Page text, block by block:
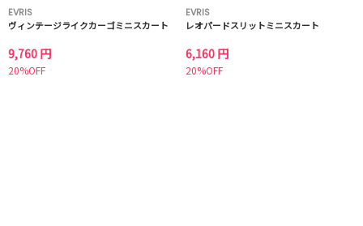
EVRIS
ヴィンテージライクカーゴミニスカート
9,760 円
20%OFF
EVRIS
レオパードスリットミニスカート
6,160 円
20%OFF